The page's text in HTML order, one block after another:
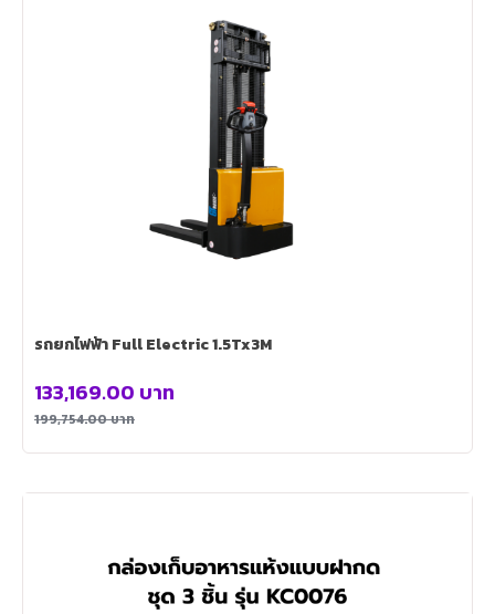
รถยกไฟฟ้า Full Electric 1.5Tx3M
199,754.00บาท
133,169.00 บาท